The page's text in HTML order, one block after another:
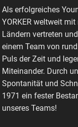
Als erfolgreiches
YORKER weltweit
Ländern vertreten
einem Team von
Puls der Zeit und
Miteinander. Durch
Spontanität und
1971 ein fester
unseres Teams!